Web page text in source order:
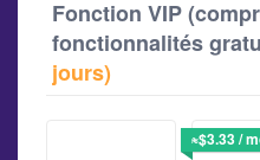
Fonction VIP
fonctionnalités
jours)
≈$3.33/